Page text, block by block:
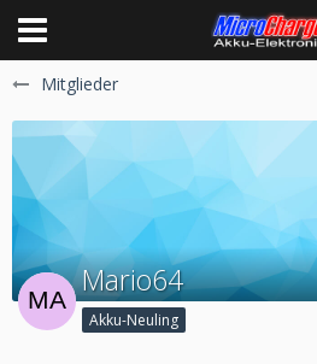
Mitglieder
Mario64
Akku-Neuling